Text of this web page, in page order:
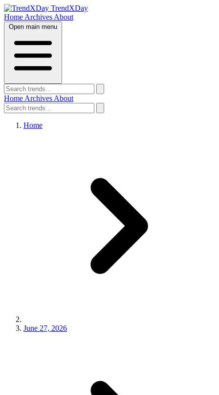
TrendXDay
Home Archives About
Open main menu
Home Archives About
Home
June 27, 2026